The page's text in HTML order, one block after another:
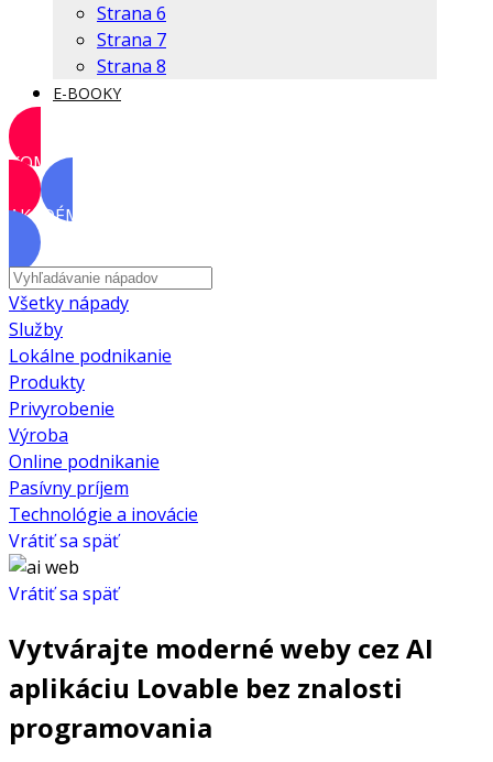
Strana 6
Strana 7
Strana 8
E-BOOKY
KOMUNITA
AKADÉMIA
Všetky nápady
Služby
Lokálne podnikanie
Produkty
Privyrobenie
Výroba
Online podnikanie
Pasívny príjem
Technológie a inovácie
Vrátiť sa späť
Vrátiť sa späť
Vytvárajte moderné weby cez AI
aplikáciu Lovable bez znalosti
programovania